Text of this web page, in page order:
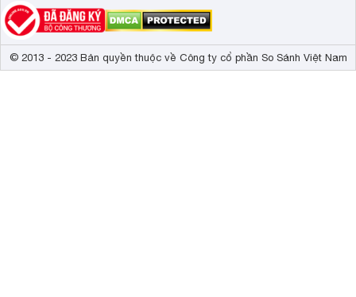
© 2013 - 2023 Bản quyền thuộc về Công ty cổ phần So Sánh Việt Nam